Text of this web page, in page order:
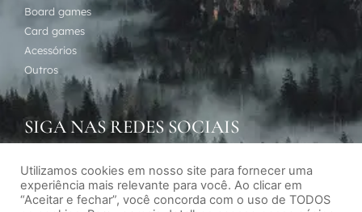
Board games
Card games
Acessórios
Outros
SIGA NAS REDES SOCIAIS
Utilizamos cookies em nosso site para fornecer uma
experiência mais relevante para você. Ao clicar em
“Aceitar e fechar”, você concorda com o uso de TODOS